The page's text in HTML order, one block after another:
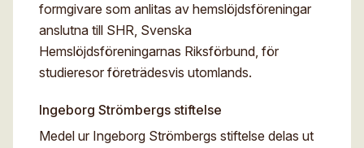
formgivare som anlitas av hemslöjdsföreningar
anslutna till SHR, Svenska
Hemslöjdsföreningarnas Riksförbund, för
studieresor företrädesvis utomlands.
Ingeborg Strömbergs stiftelse
Medel ur Ingeborg Strömbergs stiftelse delas ut